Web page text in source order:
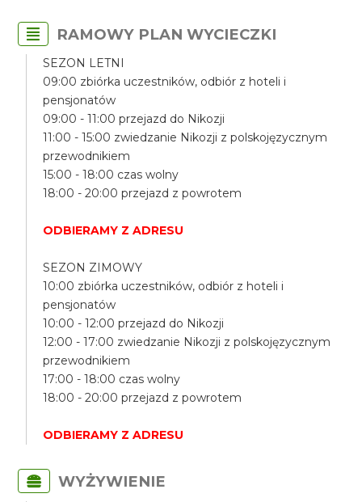
RAMOWY PLAN WYCIECZKI
SEZON LETNI
09:00 zbiórka uczestników, odbiór z hoteli i
pensjonatów
09:00 - 11:00 przejazd do Nikozji
11:00 - 15:00 zwiedzanie Nikozji z polskojęzycznym
przewodnikiem
15:00 - 18:00 czas wolny
18:00 - 20:00 przejazd z powrotem
ODBIERAMY Z ADRESU
SEZON ZIMOWY
10:00 zbiórka uczestników, odbiór z hoteli i
pensjonatów
10:00 - 12:00 przejazd do Nikozji
12:00 - 17:00 zwiedzanie Nikozji z polskojęzycznym
przewodnikiem
17:00 - 18:00 czas wolny
18:00 - 20:00 przejazd z powrotem
ODBIERAMY Z ADRESU
WYŻYWIENIE